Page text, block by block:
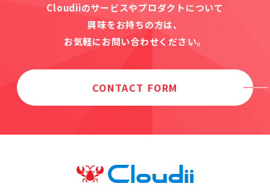
Cloudiiのサービスやプロダクトについて
興味をお持ちの方は、
お気軽にお問い合わせください。
CONTACT FORM